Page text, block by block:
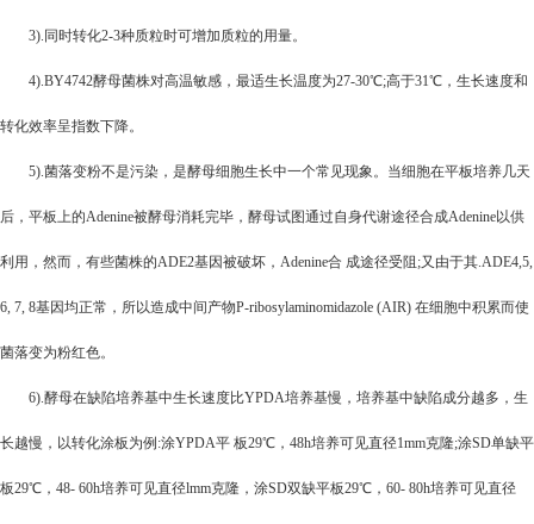
3). 同时转化2-3种质粒时可增加质粒的用量。
4).BY4742酵母菌株对高温敏感，最适生长温度为27-30℃;高于31℃，生长速度和
转化效率呈指数下降。
5).菌落变粉不是污染，是酵母细胞生长中一个常见现象。当细胞在平板培养几天
后，平板上的Adenine被酵母消耗完毕，酵母试图通过自身代谢途径合成Adenine以供
利用，然而，有些菌株的ADE2基因被破坏，Adenine合 成途径受阻;又由于其.ADE4,5,
6, 7, 8基因均正常，所以造成中间产物P-ribosylaminomidazole (AIR) 在细胞中积累而使
菌落变为粉红色。
6).酵母在缺陷培养基中生长速度比YPDA培养基慢，培养基中缺陷成分越多，生
长越慢，以转化涂板为例:涂YPDA平 板29℃，48h培养可见直径1mm克隆;涂SD单缺平
板29℃，48- 60h培养可见直径lmm克隆，涂SD双缺平板29℃，60- 80h培养可见直径